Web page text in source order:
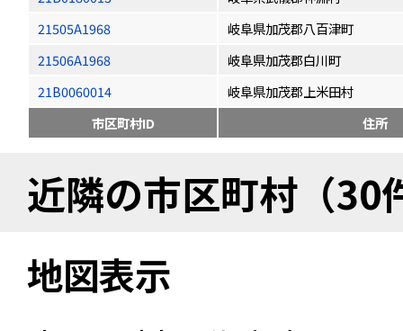
21505A1968
岐阜県加茂郡八百津町
21506A1968
岐阜県加茂郡白川町
21B0060014
岐阜県加茂郡上米田村
市区町村ID
住所
近隣の市区町村（30
地図表示